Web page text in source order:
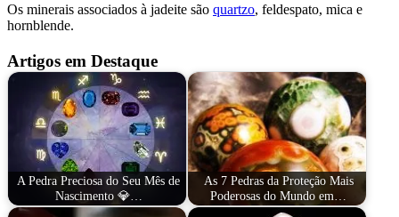
Os minerais associados à jadeite são quartzo, feldespato, mica e
hornblende.
Artigos em Destaque
A Pedra Preciosa do Seu Mês de
Nascimento 💎…
As 7 Pedras da Proteção Mais
Poderosas do Mundo em…